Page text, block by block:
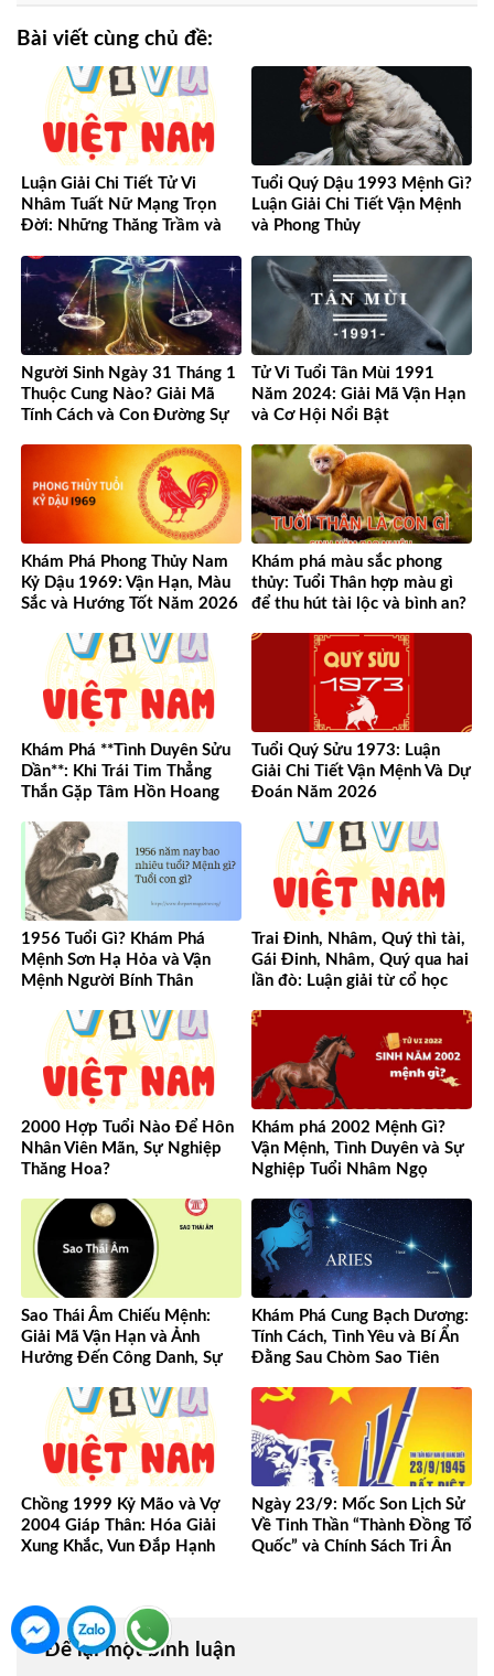
Bài viết cùng chủ đề:
Luận Giải Chi Tiết Tử Vi
Nhâm Tuất Nữ Mạng Trọn
Đời: Những Thăng Trầm và
Tuổi Quý Dậu 1993 Mệnh Gì?
Luận Giải Chi Tiết Vận Mệnh
và Phong Thủy
Người Sinh Ngày 31 Tháng 1
Thuộc Cung Nào? Giải Mã
Tính Cách và Con Đường Sự
Tử Vi Tuổi Tân Mùi 1991
Năm 2024: Giải Mã Vận Hạn
và Cơ Hội Nổi Bật
Khám Phá Phong Thủy Nam
Kỷ Dậu 1969: Vận Hạn, Màu
Sắc và Hướng Tốt Năm 2026
Khám phá màu sắc phong
thủy: Tuổi Thân hợp màu gì
để thu hút tài lộc và bình an?
Khám Phá **Tình Duyên Sửu
Dần**: Khi Trái Tim Thẳng
Thắn Gặp Tâm Hồn Hoang
Tuổi Quý Sửu 1973: Luận
Giải Chi Tiết Vận Mệnh Và Dự
Đoán Năm 2026
1956 Tuổi Gì? Khám Phá
Mệnh Sơn Hạ Hỏa và Vận
Mệnh Người Bính Thân
Trai Đinh, Nhâm, Quý thì tài,
Gái Đinh, Nhâm, Quý qua hai
lần đò: Luận giải từ cổ học
2000 Hợp Tuổi Nào Để Hôn
Nhân Viên Mãn, Sự Nghiệp
Thăng Hoa?
Khám phá 2002 Mệnh Gì?
Vận Mệnh, Tình Duyên và Sự
Nghiệp Tuổi Nhâm Ngọ
Sao Thái Âm Chiếu Mệnh:
Giải Mã Vận Hạn và Ảnh
Hưởng Đến Công Danh, Sự
Khám Phá Cung Bạch Dương:
Tính Cách, Tình Yêu và Bí Ẩn
Đằng Sau Chòm Sao Tiên
Chồng 1999 Kỷ Mão và Vợ
2004 Giáp Thân: Hóa Giải
Xung Khắc, Vun Đắp Hạnh
Ngày 23/9: Mốc Son Lịch Sử
Về Tinh Thần “Thành Đồng Tổ
Quốc” và Chính Sách Tri Ân
Để lại một bình luận